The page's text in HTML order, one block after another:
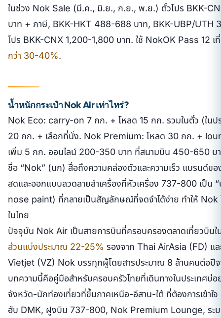
ในช่วง Nok Sale (มี.ค., มิ.ย., ก.ย., พ.ย.) ตั๋วโปร BKK-
บาท + ภาษี, BKK-HKT 488-688 บาท, BKK-UBP/UTH
โปร BKK-CNX 1,200-1,800 บาท. ใช้ NokOK Pass 12
กว่า 30-40%.
น้ำหนักกระเป๋า Nok Air เท่าไหร่?
Nok Eco: carry-on 7 กก. + โหลด 15 กก. รวมในตั๋ว (ในป
20 กก. + เลือกที่นั่ง. Nok Premium: โหลด 30 กก. +
เพิ่ม 5 กก. ออนไลน์ 200-350 บาท ที่สนามบิน 450-650 บ
ชื่อ “Nok” (นก) สื่อถึงความคล่องตัวและความเร็ว แบรนด์ขอ
สดและออกแบบลวดลายลำเครื่องที่หัวเครื่อง 737-800 เป็น
nose paint) ที่กลายเป็นสัญลักษณ์ที่จดจำได้ง่าย ทำให้ Nok
ในไทย
ปัจจุบัน Nok Air เป็นสายการบินที่ครอบครองตลาดเที่ยวบินใ
ส่วนแบ่งประมาณ 22-25% รองจาก Thai AirAsia (FD) แล
Vietjet (VZ) Nok บรรทุกผู้โดยสารประมาณ 8 ล้านคนต่อปี
บทความนี้คือคู่มือสำหรับครอบครัวไทยที่เดินทางในประเทศบ่
จังหวัด-นักท่องเที่ยวที่ขึ้นภาคเหนือ-อีสาน-ใต้ ที่ต้องการเข้า
ฮับ DMK, ฝูงบิน 737-800, Nok Premium Lounge, ระ